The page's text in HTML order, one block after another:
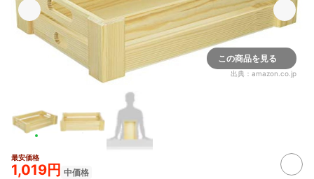
この商品を見る
出典： amazon.co.jp
最安価格
1,019円 中価格